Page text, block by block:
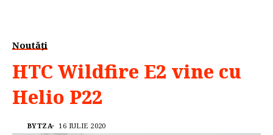
Noutăți
HTC Wildfire E2 vine cu
Helio P22
BYTZA 16 IULIE 2020